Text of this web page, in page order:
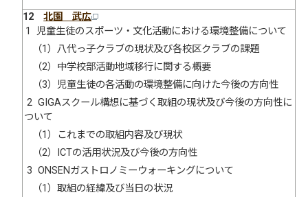
12北園 武広
1 児童生徒のスポーツ・文化活動における環境整備について
（1）八代っ子クラブの現状及び各校区クラブの課題
（2）中学校部活動地域移行に関する概要
（3）児童生徒の各活動の環境整備に向けた今後の方向性
2 GIGAスクール構想に基づく取組の現状及び今後の方向性に
ついて
（1）これまでの取組内容及び現状
（2）ICTの活用状況及び今後の方向性
3 ONSENガストロノミーウォーキングについて
（1）取組の経緯及び当日の状況